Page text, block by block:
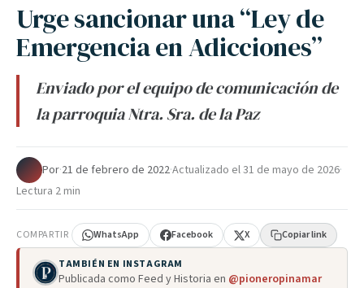
Urge sancionar una “Ley de
Emergencia en Adicciones”
Enviado por el equipo de comunicación de
la parroquia Ntra. Sra. de la Paz
Por·21 de febrero de 2022·Actualizado el31 de mayo de 2026·
Lectura 2 min
COMPARTIR WhatsApp Facebook X Copiar link
TAMBIÉN EN INSTAGRAM
Publicada como Feed y Historia en @pioneropinamar